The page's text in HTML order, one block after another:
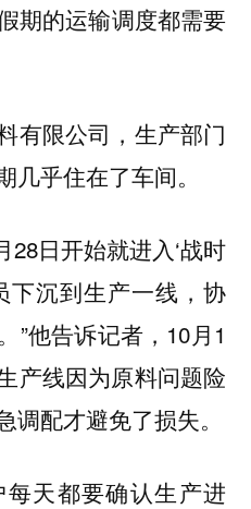
期的运输调度都需要
有限公司，生产部门
乎住在了车间。
28日开始就进入‘战时
下沉到生产一线，协
”他告诉记者，10月1
产线因为原料问题险
配才避免了损失。
天都要确认生产进